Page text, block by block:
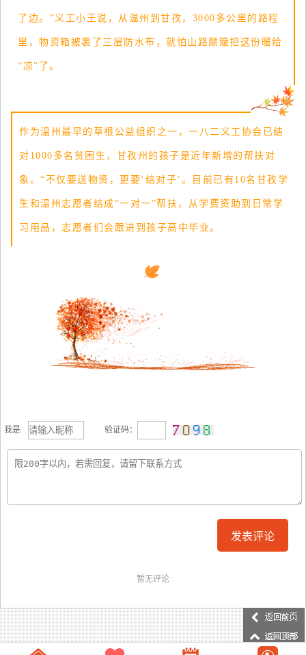
了边。”义工小王说，从温州到甘孜，3000多公里的路程
里，物资箱被裹了三层防水布，就怕山路颠簸把这份暖给
“凉”了。
作为温州最早的草根公益组织之一，一八二义工协会已结
对1000多名贫困生，甘孜州的孩子是近年新增的帮扶对
象。“不仅要送物资，更要‘结对子’。目前已有10名甘孜学
生和温州志愿者结成“一对一”帮扶，从学费资助到日常学
习用品，志愿者们会跟进到孩子高中毕业。
我是 验证码：
暂无评论